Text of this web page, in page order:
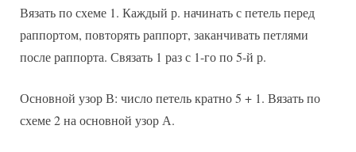
Вязать по схеме 1. Каждый р. начинать с петель перед
раппортом, повторять раппорт, заканчивать петлями
после раппорта. Связать 1 раз с 1-го по 5-й р.
Основной узор В: число петель кратно 5 + 1. Вязать по
схеме 2 на основной узор А.